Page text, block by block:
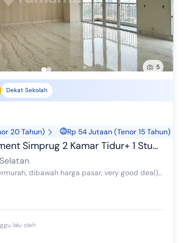
5
Dekat Sekolah
20 Tahun) Rp 54 Jutaan (Tenor 15 Tahun)
2 Kamar Tidur+ 1 Study Room Best Deal Siap Huni
Hot sale Botanica (termurah, dibawah harga pasar, very good deal) - 195 sqm - 2 bedroom + 1 study room (bisa dijadikan kamar tidur) - 2 bathroom...
lalu oleh